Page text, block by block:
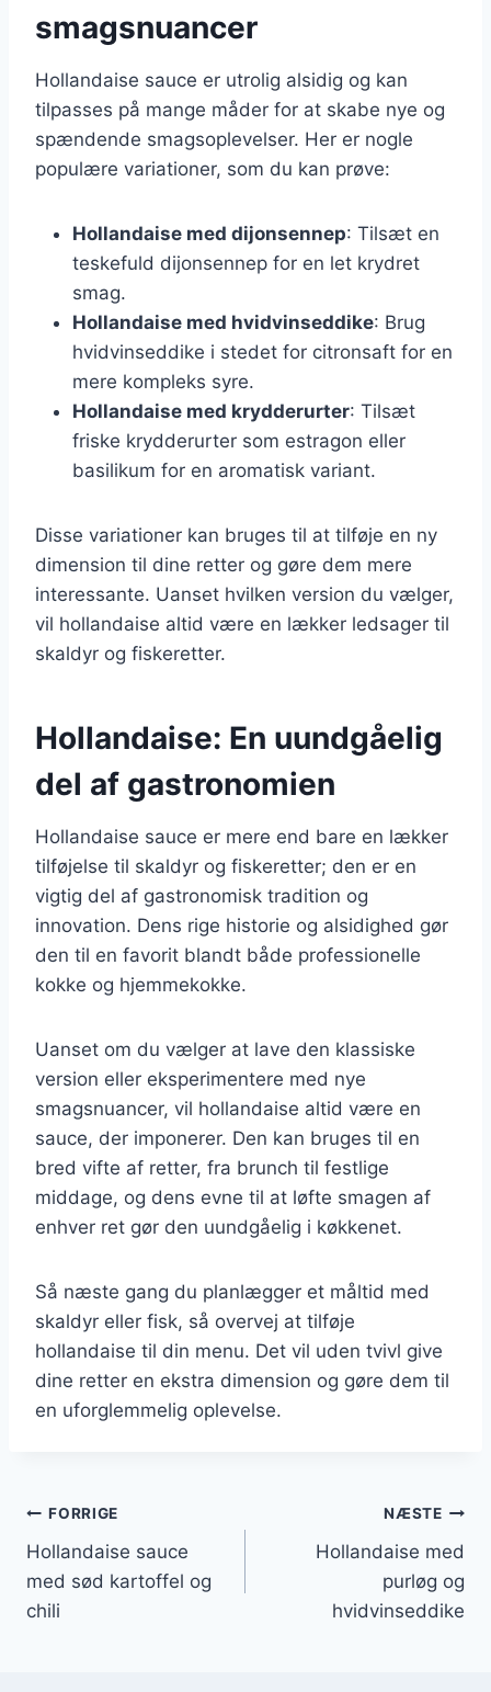
smagsnuancer
Hollandaise sauce er utrolig alsidig og kan
tilpasses på mange måder for at skabe nye og
spændende smagsoplevelser. Her er nogle
populære variationer, som du kan prøve:
Hollandaise med dijonsennep: Tilsæt en
teskefuld dijonsennep for en let krydret
smag.
Hollandaise med hvidvinseddike: Brug
hvidvinseddike i stedet for citronsaft for en
mere kompleks syre.
Hollandaise med krydderurter: Tilsæt
friske krydderurter som estragon eller
basilikum for en aromatisk variant.
Disse variationer kan bruges til at tilføje en ny
dimension til dine retter og gøre dem mere
interessante. Uanset hvilken version du vælger,
vil hollandaise altid være en lækker ledsager til
skaldyr og fiskeretter.
Hollandaise: En uundgåelig
del af gastronomien
Hollandaise sauce er mere end bare en lækker
tilføjelse til skaldyr og fiskeretter; den er en
vigtig del af gastronomisk tradition og
innovation. Dens rige historie og alsidighed gør
den til en favorit blandt både professionelle
kokke og hjemmekokke.
Uanset om du vælger at lave den klassiske
version eller eksperimentere med nye
smagsnuancer, vil hollandaise altid være en
sauce, der imponerer. Den kan bruges til en
bred vifte af retter, fra brunch til festlige
middage, og dens evne til at løfte smagen af
enhver ret gør den uundgåelig i køkkenet.
Så næste gang du planlægger et måltid med
skaldyr eller fisk, så overvej at tilføje
hollandaise til din menu. Det vil uden tvivl give
dine retter en ekstra dimension og gøre dem til
en uforglemmelig oplevelse.
Indlægsnavigation
FORRIGE
Hollandaise sauce
med sød kartoffel og
chili
NÆSTE
Hollandaise med
purløg og
hvidvinseddike